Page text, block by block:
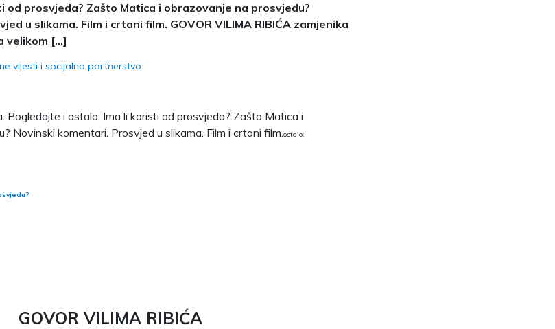
od prosvjeda? Zašto Matica i obrazovanje na prosvjedu?
u slikama. Film i crtani film. GOVOR VILIMA RIBIĆA zamjenika
velikom […]
vijesti i socijalno partnerstvo
Pogledajte i ostalo: Ima li koristi od prosvjeda? Zašto Matica i
Novinski komentari. Prosvjed u slikama. Film i crtani film.ostalo:
GOVOR VILIMA RIBIĆA